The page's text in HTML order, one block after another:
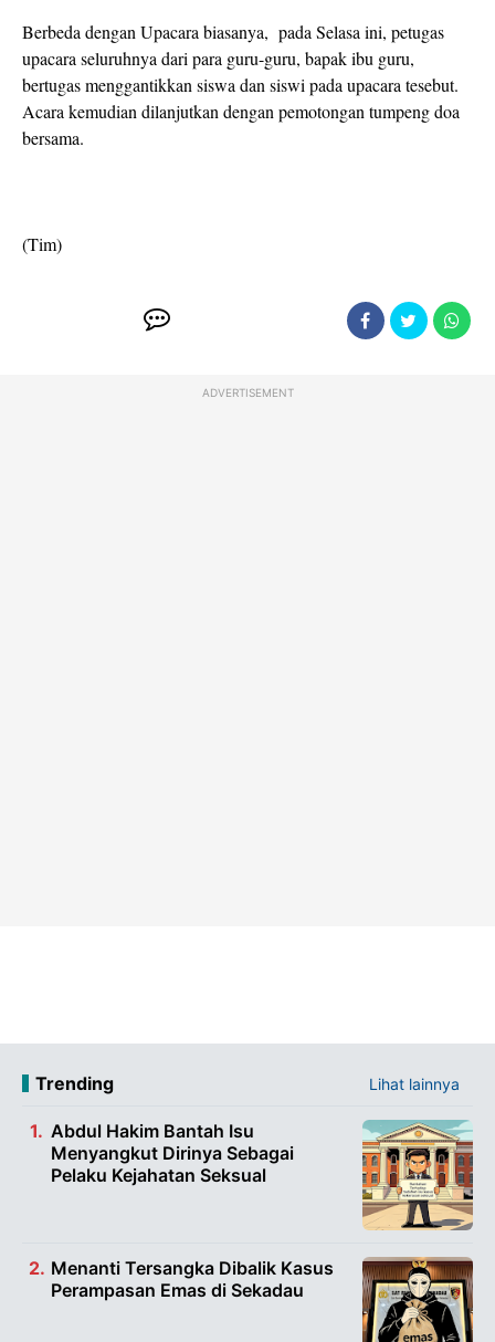
Berbeda dengan Upacara biasanya, pada Selasa ini, petugas
upacara seluruhnya dari para guru-guru, bapak ibu guru,
bertugas menggantikkan siswa dan siswi pada upacara tesebut.
Acara kemudian dilanjutkan dengan pemotongan tumpeng doa
bersama.
(Tim)
ADVERTISEMENT
Trending Lihat lainnya
Abdul Hakim Bantah Isu
Menyangkut Dirinya Sebagai
Pelaku Kejahatan Seksual
Menanti Tersangka Dibalik Kasus
Perampasan Emas di Sekadau